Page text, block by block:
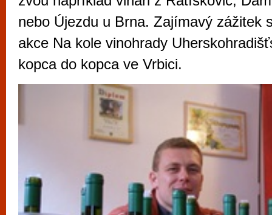
nebo Újezdu u Brna. Zajímavý zážitek
akce Na kole vinohrady
kopca do kopca ve Vrbici.